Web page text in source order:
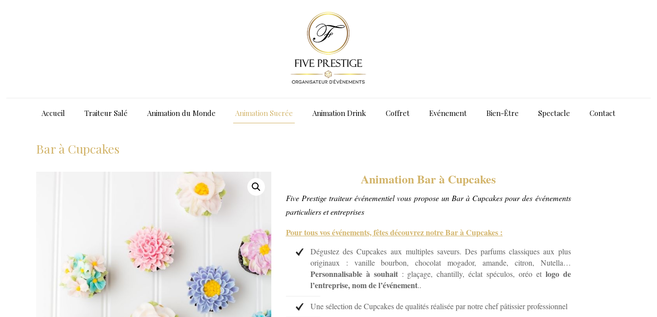
Accueil Traiteur Salé Animation du Monde Animation Sucrée Animation Drink Coffret Evénement Bien-Être Spectacle Contact
Bar à Cupcakes
Animation Bar à Cupcakes
Five Prestige traiteur événementiel vous propose un Bar à Cupcakes pour des événements
particuliers et entreprises
Pour tous vos événements, fêtes découvrez notre Bar à Cupcakes :
Dégustez des Cupcakes aux multiples saveurs. Des parfums classiques aux plus
originaux : vanille bourbon, chocolat mogador, amande, citron, Nutella…
Personnalisable à souhait: glaçage, chantilly, éclat spéculos, oréo et logo de
l’entreprise, nom de l’événement..
Une sélection de Cupcakes de qualités réalisée par notre chef pâtissier professionnel